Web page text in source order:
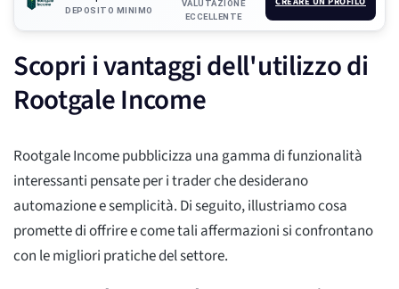
DEPOSITO MINIMO
VALUTAZIONE
ECCELLENTE
Scopri i vantaggi dell'utilizzo di
Rootgale Income
Rootgale Income pubblicizza una gamma di funzionalità
interessanti pensate per i trader che desiderano
automazione e semplicità. Di seguito, illustriamo cosa
promette di offrire e come tali affermazioni si confrontano
con le migliori pratiche del settore.